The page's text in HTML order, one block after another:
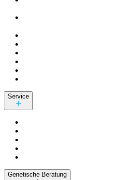
Service
Genetische Beratung